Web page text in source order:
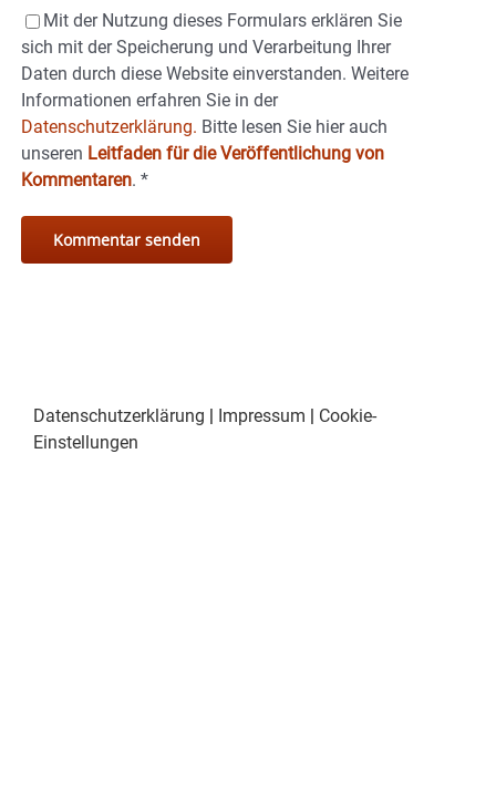
Mit der Nutzung dieses Formulars erklären Sie
sich mit der Speicherung und Verarbeitung Ihrer
Daten durch diese Website einverstanden. Weitere
Informationen erfahren Sie in der
Datenschutzerklärung. Bitte lesen Sie hier auch
unseren Leitfaden für die Veröffentlichung von
Kommentaren. *
Datenschutzerklärung | Impressum | Cookie-
Einstellungen